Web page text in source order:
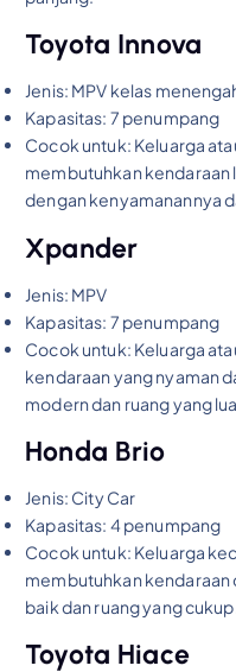
Toyota Innova
Jenis: MPV kelas
Kapasitas: 7 penumpang
Cocok untuk: Keluarga
membutuhkan kendaraan
dengan kenyamanannya
Xpander
Jenis: MPV
Kapasitas: 7 penumpang
Cocok untuk: Keluarga
kendaraan yang nyaman
modern dan ruang yang
Honda Brio
Jenis: City Car
Kapasitas: 4 penumpang
Cocok untuk: Keluarga
membutuhkan kendaraan
baik dan ruang yang
Toyota Hiace